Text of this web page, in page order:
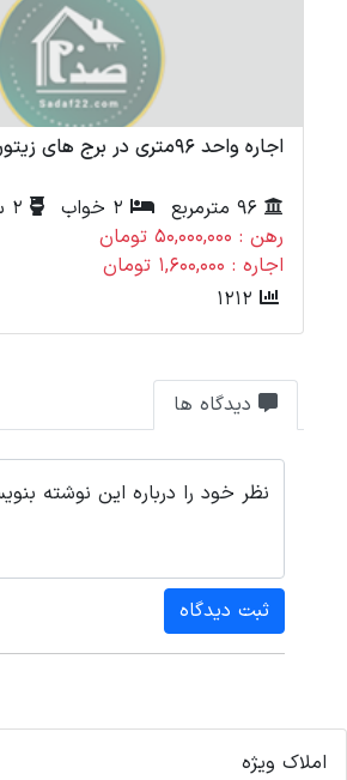
اجاره واحد 96متری در برج های زیتون
رهن : 50,000,000 تومان
اجاره : 1,600,000 تومان
دیدگاه ها
نظر خود را درباره این نوشته
ثبت دیدگاه
املاک ویژه